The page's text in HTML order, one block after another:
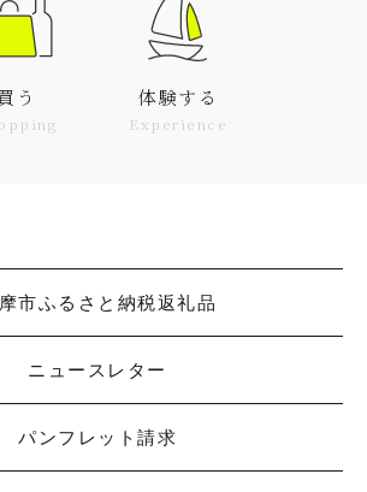
買う 体験する
Experience
市ふるさと納税返礼品
ニュースレター
パンフレット請求